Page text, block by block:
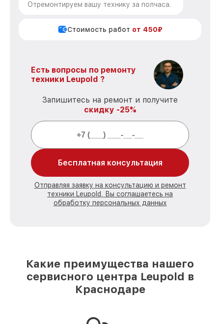
Отремонтируем вашу технику за полчаса.
Стоимость работ от 450₽
Есть вопросы по ремонту
техники Leupold ?
Запишитесь на ремонт и получите
скидку -25%
Бесплатная консультация
Отправляя заявку на консультацию и ремонт
техники Leupold, Вы соглашаетесь на
обработку персональных данных
Какие преимущества нашего
сервисного центра Leupold в
Краснодаре